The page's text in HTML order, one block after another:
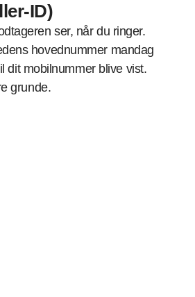
ID)
ser, når du ringer.
hovednummer mandag
dit mobilnummer blive vist.
grunde.